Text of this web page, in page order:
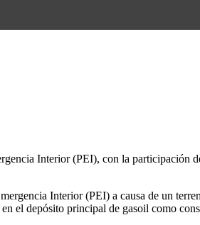
Interior (PEI), con la participación
Interior (PEI) a causa de un
el depósito principal de gasoil como